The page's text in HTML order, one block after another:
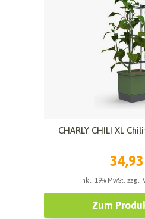
CHARLY CHILI XL
inkl. 19% MwSt. zzgl.
Zum